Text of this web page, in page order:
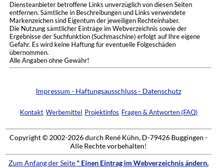
Diensteanbieter betroffene Links unverzüglich von diesen Seiten
entfernen. Sämtliche in Beschreibungen und Links verwendete
Markenzeichen sind Eigentum der jeweiligen Rechteinhaber.
Die Nutzung sämtlicher Einträge im Webverzeichnis sowie der
Ergebnisse der Suchfunktion (Suchmaschine) erfolgt auf Ihre eigene
Gefahr. Es wird keine Haftung für eventuelle Folgeschäden
übernommen.
Alle Angaben ohne Gewähr!
Impressum - Haftungsausschluss - Datenschutz
Kontakt Werbemittel Projektinfos Fragen & Antworten (FAQ)
Copyright © 2002-2026 durch René Kühn, D-79426 Buggingen -
Alle Rechte vorbehalten!
Zum Anfang der Seite " Einen Eintrag im Webverzeichnis ändern.